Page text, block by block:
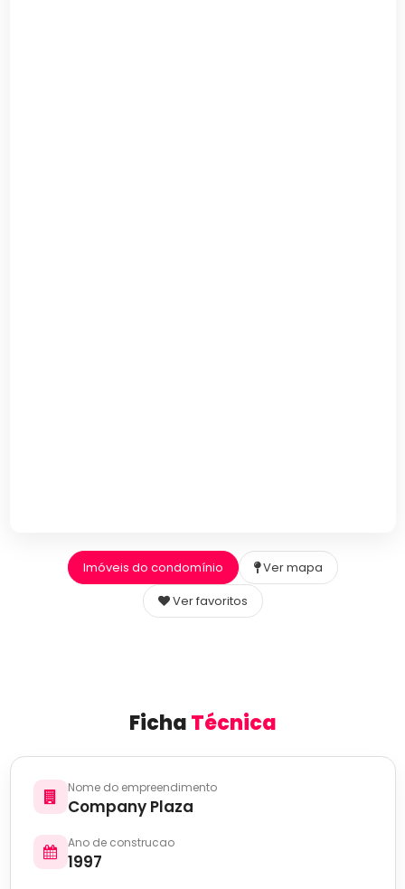
Imóveis do condomínio
Ver mapa
Ver favoritos
FichaTécnica
Nome do empreendimento
Company Plaza
Ano de construcao
1997